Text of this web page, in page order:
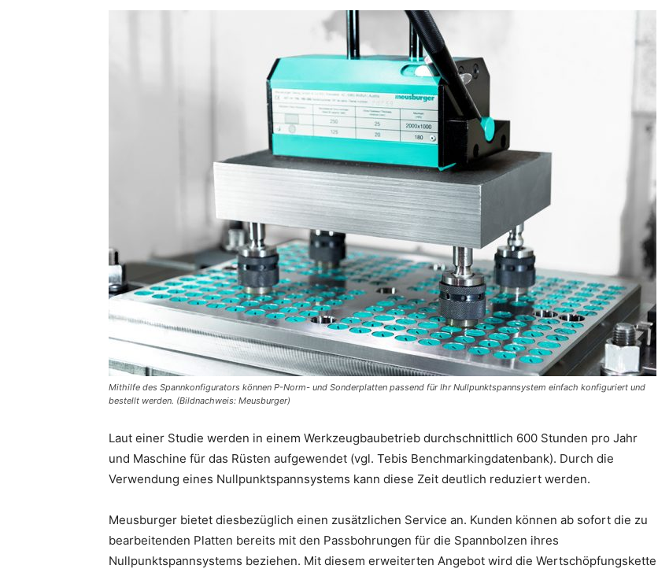
Mithilfe des Spannkonfigurators können P-Norm- und Sonderplatten passend für Ihr Nullpunktspannsystem einfach konfiguriert und
bestellt werden. (Bildnachweis: Meusburger)
Laut einer Studie werden in einem Werkzeugbaubetrieb durchschnittlich 600 Stunden pro Jahr
und Maschine für das Rüsten aufgewendet (vgl. Tebis Benchmarkingdatenbank). Durch die
Verwendung eines Nullpunktspannsystems kann diese Zeit deutlich reduziert werden.
Meusburger bietet diesbezüglich einen zusätzlichen Service an. Kunden können ab sofort die zu
bearbeitenden Platten bereits mit den Passbohrungen für die Spannbolzen ihres
Nullpunktspannsystems beziehen. Mit diesem erweiterten Angebot wird die Wertschöpfungskette